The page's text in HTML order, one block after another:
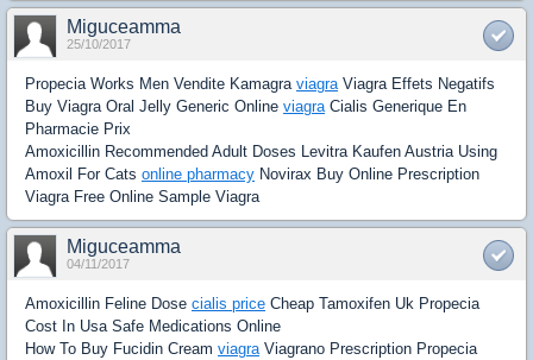
Miguceamma
25/10/2017
Propecia Works Men Vendite Kamagra viagra Viagra Effets Negatifs
Buy Viagra Oral Jelly Generic Online viagra Cialis Generique En
Pharmacie Prix
Amoxicillin Recommended Adult Doses Levitra Kaufen Austria Using
Amoxil For Cats online pharmacy Novirax Buy Online Prescription
Viagra Free Online Sample Viagra
Miguceamma
04/11/2017
Amoxicillin Feline Dose cialis price Cheap Tamoxifen Uk Propecia
Cost In Usa Safe Medications Online
How To Buy Fucidin Cream viagra Viagrano Prescription Propecia